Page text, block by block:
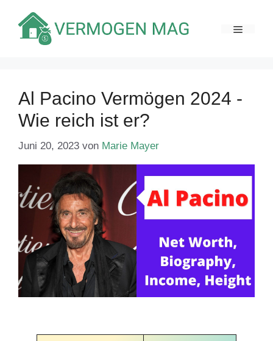
Inhalt
springen
Al Pacino Vermögen 2024 -
Wie reich ist er?
Juni 20, 2023 von Marie Mayer